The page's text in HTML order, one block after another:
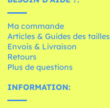
Ma commande
Articles & Guides des tailles
Envois & Livraison
Retours
Plus de questions
INFORMATION: